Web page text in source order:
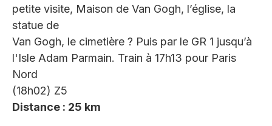
petite visite, Maison de Van Gogh, l’église, la
statue de
Van Gogh, le cimetière ? Puis par le GR 1 jusqu’à
l'Isle Adam Parmain. Train à 17h13 pour Paris
Nord
(18h02) Z5
Distance : 25 km